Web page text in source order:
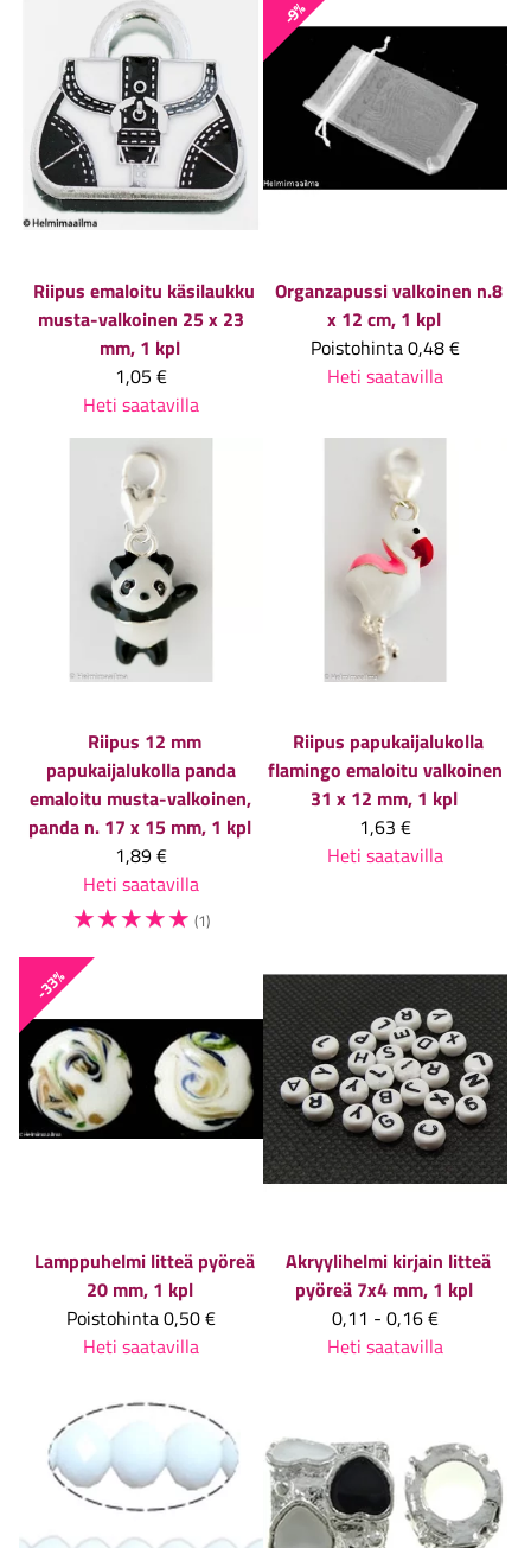
Riipus emaloitu käsilaukku
musta-valkoinen 25 x 23
mm, 1 kpl
1,05 €
Heti saatavilla
-9%
Organzapussi valkoinen n.8
x 12 cm, 1 kpl
Poistohinta0,48 €
Heti saatavilla
Riipus 12 mm
papukaijalukolla panda
emaloitu musta-valkoinen,
panda n. 17 x 15 mm, 1 kpl
1,89 €
Heti saatavilla
☆☆☆☆☆ (1)
Riipus papukaijalukolla
flamingo emaloitu valkoinen
31 x 12 mm, 1 kpl
1,63 €
Heti saatavilla
-33%
Lamppuhelmi litteä pyöreä
20 mm, 1 kpl
Poistohinta0,50 €
Heti saatavilla
Akryylihelmi kirjain litteä
pyöreä 7x4 mm, 1 kpl
0,11 - 0,16 €
Heti saatavilla